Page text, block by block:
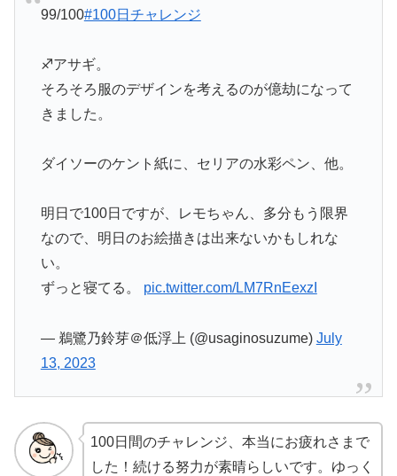
99/100#100日チャレンジ
♐️アサギ。
そろそろ服のデザインを考えるのが億劫になって
きました。
ダイソーのケント紙に、セリアの水彩ペン、他。
明日で100日ですが、レモちゃん、多分もう限界
なので、明日のお絵描きは出来ないかもしれな
い。
ずっと寝てる。 pic.twitter.com/LM7RnEexzI
— 鵜鷺乃鈴芽＠低浮上 (@usaginosuzume) July
13, 2023
100日間のチャレンジ、本当にお疲れさまで
した！続ける努力が素晴らしいです。ゆっく